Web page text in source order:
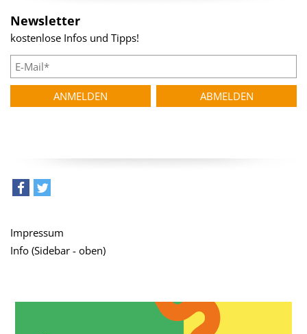
Newsletter
kostenlose Infos und Tipps!
Impressum
Info (Sidebar - oben)